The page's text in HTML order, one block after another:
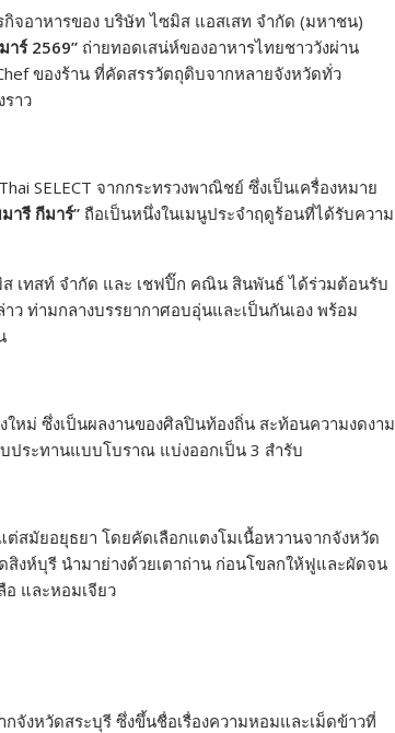
กิจอาหารของ บริษัท ไซมิส แอสเสท จำกัด (มหาชน)
าร์ 2569” ถ่ายทอดเสน่ห์ของอาหารไทยชาววังผ่าน
ของร้าน ที่คัดสรรวัตถุดิบจากหลายจังหวัดทั่ว
าว
SELECT จากกระทรวงพาณิชย์ ซึ่งเป็นเครื่องหมาย
ารี กีมาร์” ถือเป็นหนึ่งในเมนูประจำฤดูร้อนที่ได้รับความ
เทสท์ จำกัด และ เชฟปิ๊ก คณิน สินพันธ์ ได้ร่วมต้อนรับ
ท่ามกลางบรรยากาศอบอุ่นและเป็นกันเอง พร้อม
หม่ ซึ่งเป็นผลงานของศิลปินท้องถิ่น สะท้อนความงดงาม
ประทานแบบโบราณ แบ่งออกเป็น 3 สำรับ
สมัยอยุธยา โดยคัดเลือกแตงโมเนื้อหวานจากจังหวัด
งห์บุรี นำมาย่างด้วยเตาถ่าน ก่อนโขลกให้ฟูและผัดจน
และหอมเจียว
จังหวัดสระบุรี ซึ่งขึ้นชื่อเรื่องความหอมและเม็ดข้าวที่